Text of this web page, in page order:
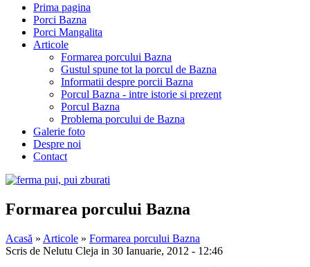
Prima pagina
Porci Bazna
Porci Mangalita
Articole
Formarea porcului Bazna
Gustul spune tot la porcul de Bazna
Informatii despre porcii Bazna
Porcul Bazna - intre istorie si prezent
Porcul Bazna
Problema porcului de Bazna
Galerie foto
Despre noi
Contact
Formarea porcului Bazna
Acasă » Articole » Formarea porcului Bazna
Scris de Nelutu Cleja in 30 Ianuarie, 2012 - 12:46